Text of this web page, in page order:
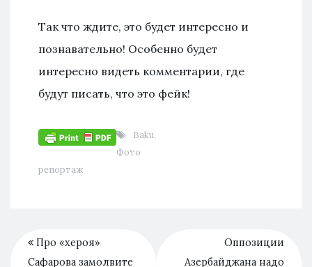
Так что ждите, это будет интересно и
познавательно! Особенно будет
интересно видеть комментарии, где
будут писать, что это фейк!
Baku,
Фото
репортаж
Про «хероя»
Сафарова замолвите
Оппозиции
Азербайджана надо